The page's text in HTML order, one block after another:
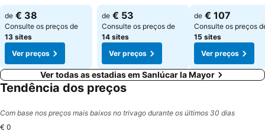
de € 38
Consulte os preços de
13 sites
Ver preços
de € 53
Consulte os preços de
14 sites
Ver preços
de € 107
Consulte os preços
15 sites
Ver preços
Ver todas as estadias em Sanlúcar la Mayor
Tendência dos preços
Com base nos preços mais baixos no trivago durante os últimos 30 dias
€ 0